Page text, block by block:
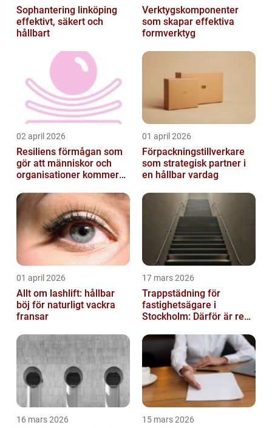
Sophantering linköping
effektivt, säkert och
hållbart
Verktygskomponenter
som skapar effektiva
formverktyg
02 april 2026
Resiliens förmågan som
gör att människor och
organisationer kommer
01 april 2026
Förpackningstillverkare
som strategisk partner i
en hållbar vardag
01 april 2026
Allt om lashlift: hållbar
böj för naturligt vackra
fransar
17 mars 2026
Trappstädning för
fastighetsägare i
Stockholm: Därför är rena
investering
16 mars 2026 15 mars 2026